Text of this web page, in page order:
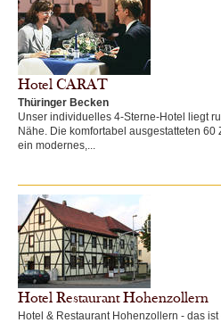
Hotel CARAT
Thüringer Becken
Unser individuelles 4-Sterne-Hotel liegt
Nähe. Die komfortabel ausgestatteten
ein modernes,...
Hotel Restaurant Hohenzollern
Hotel & Restaurant Hohenzollern - das